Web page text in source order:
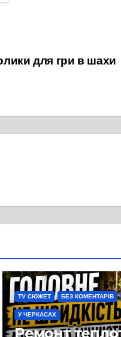
для гри в шахи
TV СЮЖЕТ БЕЗ КОМЕНТАРІВ
У ЧЕРКАСАХ
Ремонт